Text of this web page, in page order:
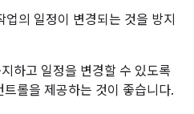
의 일정이 변경되는 것을 방지
하고 일정을 변경할 수 있도록
롤을 제공하는 것이 좋습니다.